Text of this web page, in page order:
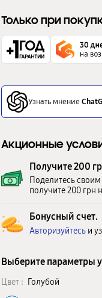
Только при
Узнать мнение
Акционные
Получите 200
Поделитесь
получите 200 грн
Бонусный счет.
Авторизуйтесь и
Выберите параметры
Цвет : Голубой